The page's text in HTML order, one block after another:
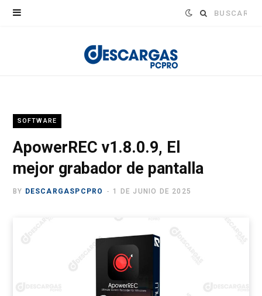
Buscar:
SOFTWARE
ApowerREC v1.8.0.9, El
mejor grabador de pantalla
BY DESCARGASPCPRO 1 DE JUNIO DE 2025